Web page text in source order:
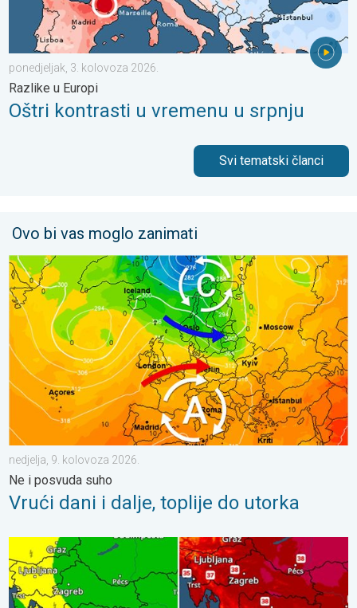
ponedjeljak, 3. kolovoza 2026.
Razlike u Europi
Oštri kontrasti u vremenu u srpnju
Svi tematski članci
Ovo bi vas moglo zanimati
Vrući dani i dalje, toplije do utorka. Ne i posvuda suho. . .
nedjelja, 9. kolovoza 2026.
Ne i posvuda suho
Vrući dani i dalje, toplije do utorka
Vrhunac toplinskog vala. Svježije u petak. Negdje stižu i